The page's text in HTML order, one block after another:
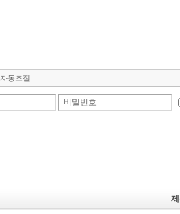
동조절
비밀번호